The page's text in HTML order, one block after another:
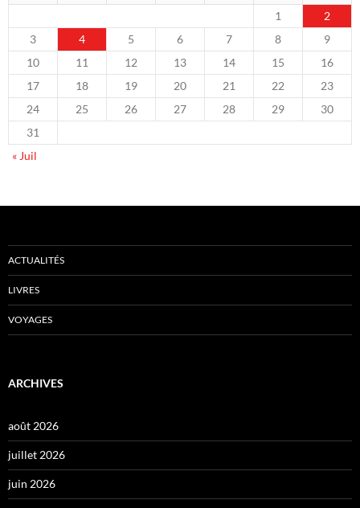
1
2
3
4 5 6 7 8
9
10
11 12 13 14 15
16
17
18 19 20 21 22
23
24
25 26 27 28 29
30
31
« Juil
ACTUALITÉS
LIVRES
VOYAGES
ARCHIVES
août 2026
juillet 2026
juin 2026